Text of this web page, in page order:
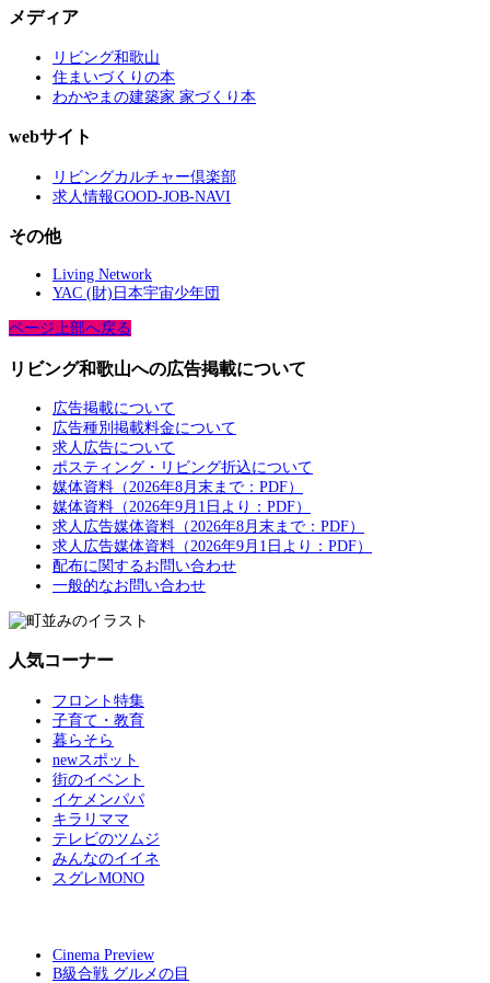
メディア
リビング和歌山
住まいづくりの本
わかやまの建築家 家づくり本
webサイト
リビングカルチャー倶楽部
求人情報GOOD-JOB-NAVI
その他
Living Network
YAC (財)日本宇宙少年団
ページ上部へ戻る
リビング和歌山への広告掲載について
広告掲載について
広告種別掲載料金について
求人広告について
ポスティング・リビング折込について
媒体資料（2026年8月末まで：PDF）
媒体資料（2026年9月1日より：PDF）
求人広告媒体資料（2026年8月末まで：PDF）
求人広告媒体資料（2026年9月1日より：PDF）
配布に関するお問い合わせ
一般的なお問い合わせ
人気コーナー
フロント特集
子育て・教育
暮らそら
newスポット
街のイベント
イケメンパパ
キラリママ
テレビのツムジ
みんなのイイネ
スグレMONO
Cinema Preview
B級合戦 グルメの目